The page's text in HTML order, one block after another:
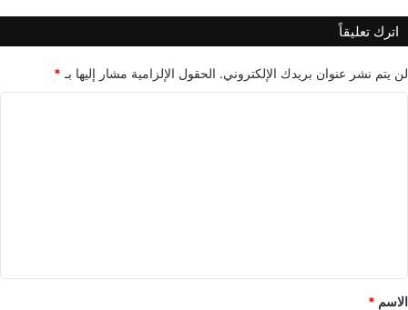
اترك تعليقاً
لن يتم نشر عنوان بريدك الإلكتروني. الحقول الإلزامية مشار إليها بـ *
*
الاسم *